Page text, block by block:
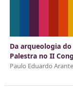
Da arqueologia
Paulo Eduardo